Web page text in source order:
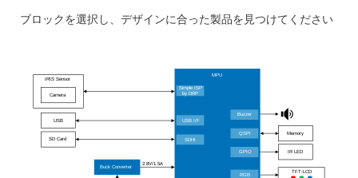
ブロックを選択し、デザインに合った製品を見つけてください
block
diagram
SD Card
USB
2.8V/1.5A
Camera
IRIS Sensor
Buck Converter
Memory
IR LED
TFT-LCD
MPU
Simple ISP
by DRP
USB I/F
SDHI
Buzzer
QSPI
GPIO
RGB